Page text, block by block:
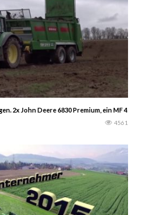
2x John Deere 6830 Premium, ein MF 4260
4561